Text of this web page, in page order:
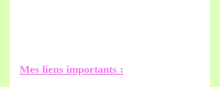
Mes liens importants :